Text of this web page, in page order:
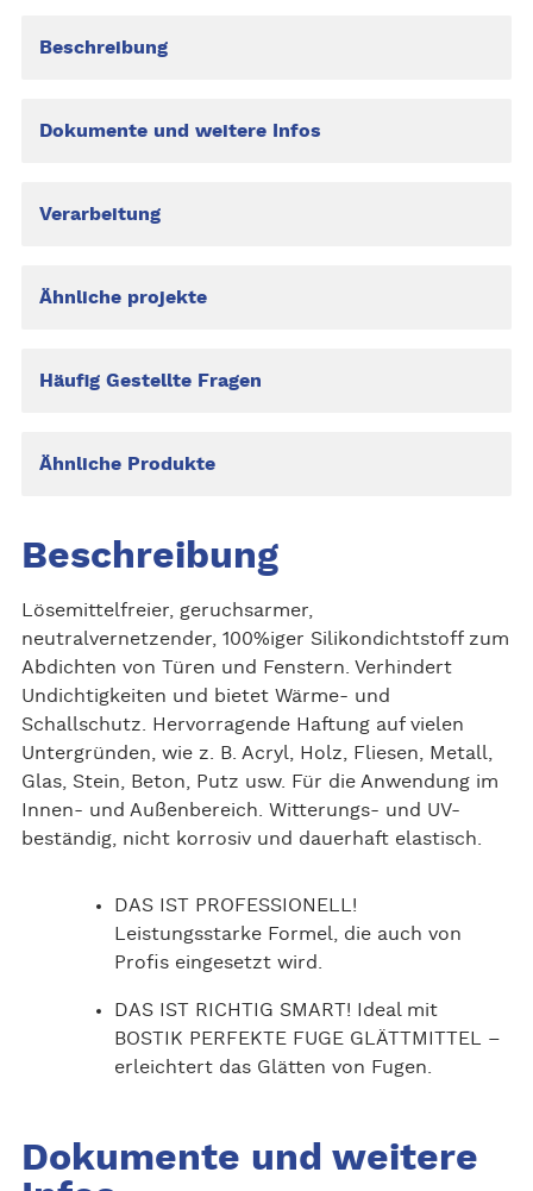
Beschreibung
Dokumente und weitere Infos
Verarbeitung
Ähnliche projekte
Häufig Gestellte Fragen
Ähnliche Produkte
Beschreibung
Lösemittelfreier, geruchsarmer,
neutralvernetzender, 100%iger Silikondichtstoff zum
Abdichten von Türen und Fenstern. Verhindert
Undichtigkeiten und bietet Wärme- und
Schallschutz. Hervorragende Haftung auf vielen
Untergründen, wie z. B. Acryl, Holz, Fliesen, Metall,
Glas, Stein, Beton, Putz usw. Für die Anwendung im
Innen- und Außenbereich. Witterungs- und UV-
beständig, nicht korrosiv und dauerhaft elastisch.
DAS IST PROFESSIONELL!
Leistungsstarke Formel, die auch von
Profis eingesetzt wird.
DAS IST RICHTIG SMART! Ideal mit
BOSTIK PERFEKTE FUGE GLÄTTMITTEL –
erleichtert das Glätten von Fugen.
Dokumente und weitere